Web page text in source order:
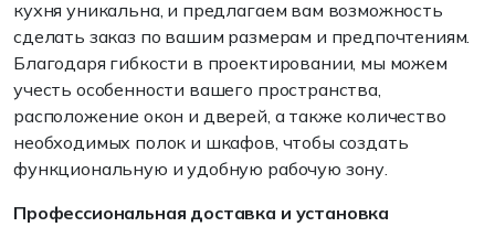
кухня уникальна, и предлагаем вам возможность
сделать заказ по вашим размерам и предпочтениям.
Благодаря гибкости в проектировании, мы можем
учесть особенности вашего пространства,
расположение окон и дверей, а также количество
необходимых полок и шкафов, чтобы создать
функциональную и удобную рабочую зону.
Профессиональная доставка и установка